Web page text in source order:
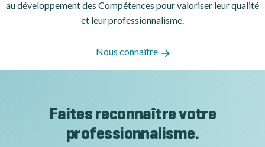
au développement des Compétences pour valoriser leur qualité
et leur professionnalisme.
Nous connaître
Faites reconnaître votre
professionnalisme.